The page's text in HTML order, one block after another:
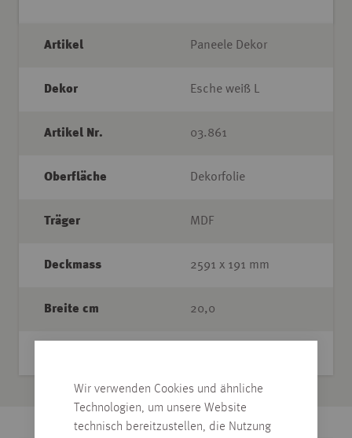
Wir verwenden Cookies und ähnliche
Technologien, um unsere Website
technisch bereitzustellen, die Nutzung
Artikel Paneele Dekor
Dekor Esche weiß L
Artikel Nr. 03.861
Oberfläche Dekorfolie
Träger MDF
Deckmass 2591 x 191 mm
Breite cm 20,0